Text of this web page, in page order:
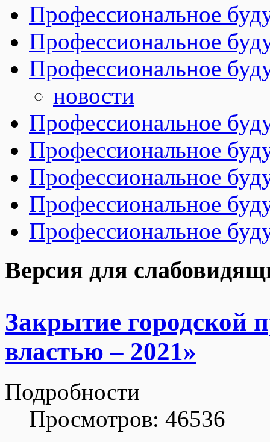
Профессиональное
Профессиональное
Профессиональное
новости
Профессиональное
Профессиональное
Профессиональное
Профессиональное
Профессиональное
Версия для
Закрытие городской
властью – 2021»
Подробности
Просмотров: 46536